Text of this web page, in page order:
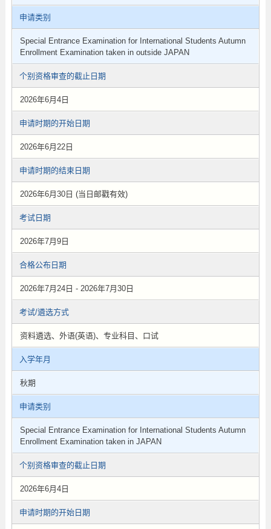
申请类别
Special Entrance Examination for International Students Autumn
Enrollment Examination taken in outside JAPAN
个别资格审查的截止日期
2026年6月4日
申请时期的开始日期
2026年6月22日
申请时期的结束日期
2026年6月30日 (当日邮戳有效)
考试日期
2026年7月9日
合格公布日期
2026年7月24日 - 2026年7月30日
考试/遴选方式
资料遴选、外语(英语)、专业科目、口试
入学年月
秋期
申请类别
Special Entrance Examination for International Students Autumn
Enrollment Examination taken in JAPAN
个别资格审查的截止日期
2026年6月4日
申请时期的开始日期